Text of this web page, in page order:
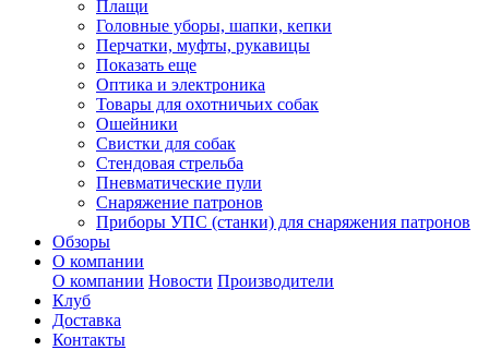
Плащи
Головные уборы, шапки, кепки
Перчатки, муфты, рукавицы
Показать еще
Оптика и электроника
Товары для охотничьих собак
Ошейники
Свистки для собак
Стендовая стрельба
Пневматические пули
Снаряжение патронов
Приборы УПС (станки) для снаряжения патронов
Обзоры
О компании
О компании Новости Производители
Клуб
Доставка
Контакты